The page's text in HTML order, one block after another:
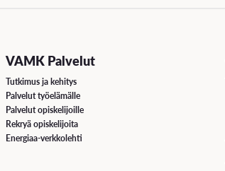
VAMK Palvelut
Tutkimus ja kehitys
Palvelut työelämälle
Palvelut opiskelijoille
Rekryä opiskelijoita
Energiaa-verkkolehti